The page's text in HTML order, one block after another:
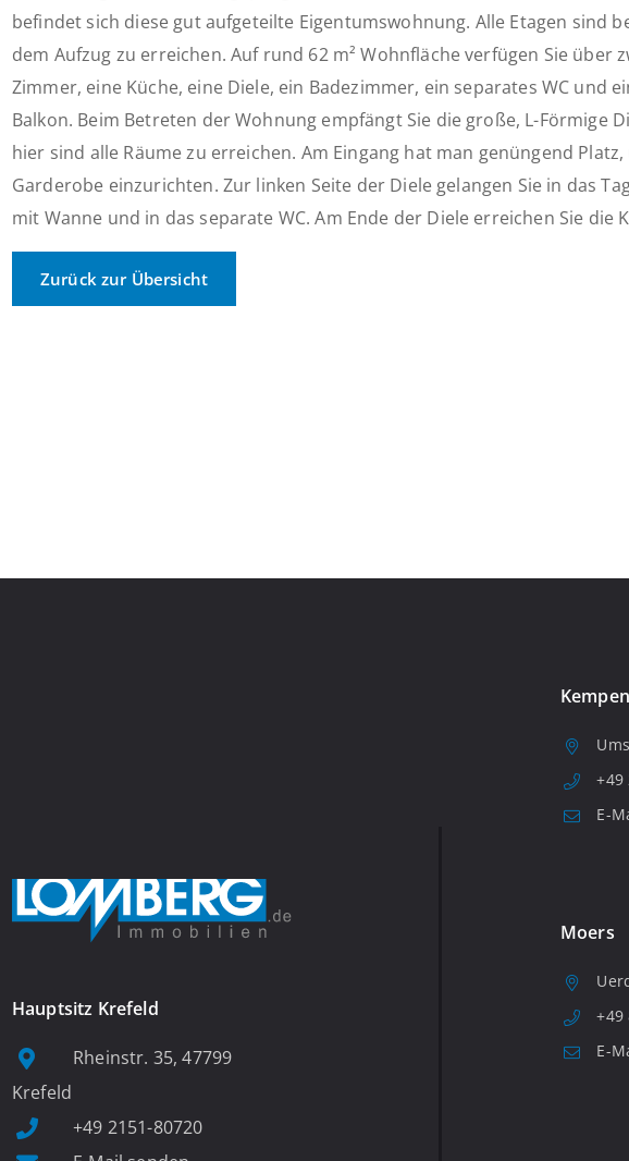
befindet sich diese gut aufgeteilte Eigentumswohnung. Alle Etagen sind
dem Aufzug zu erreichen. Auf rund 62 m² Wohnfläche verfügen Sie über
Zimmer, eine Küche, eine Diele, ein Badezimmer, ein separates WC und
Balkon. Beim Betreten der Wohnung empfängt Sie die große, L-Förmige
hier sind alle Räume zu erreichen. Am Eingang hat man genüngend
Garderobe einzurichten. Zur linken Seite der Diele gelangen Sie in das
mit Wanne und in das separate WC. Am Ende der Diele erreichen Sie die
Zurück zur Übersicht
Hauptsitz Krefeld
Rheinstr. 35, 47799
Krefeld
+49 2151-80720
Kempen
+49
E-
Moers
+49
E-